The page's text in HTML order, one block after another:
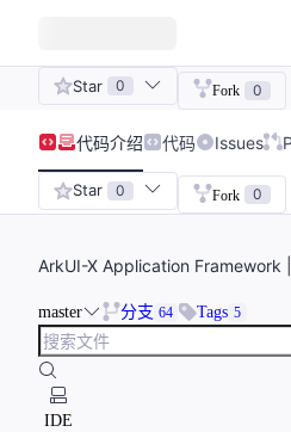
Star 0 Fork 0
代码介绍 代码 Issues
Star 0 Fork 0
ArkUI-X Application Framework
master 分支 64 Tags 5
IDE